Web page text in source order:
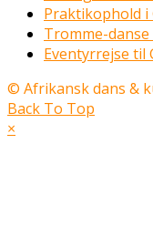
Praktikophold i
Tromme-danse
Eventyrrejse til
© Afrikansk dans &
Back To Top
×